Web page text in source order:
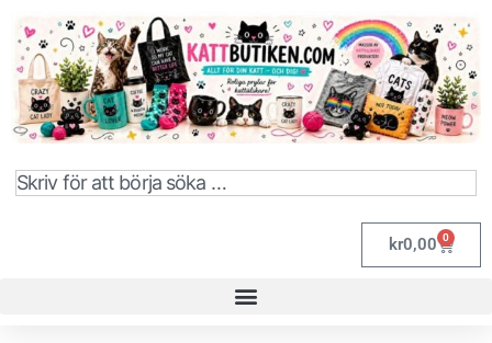
kr0,00 0